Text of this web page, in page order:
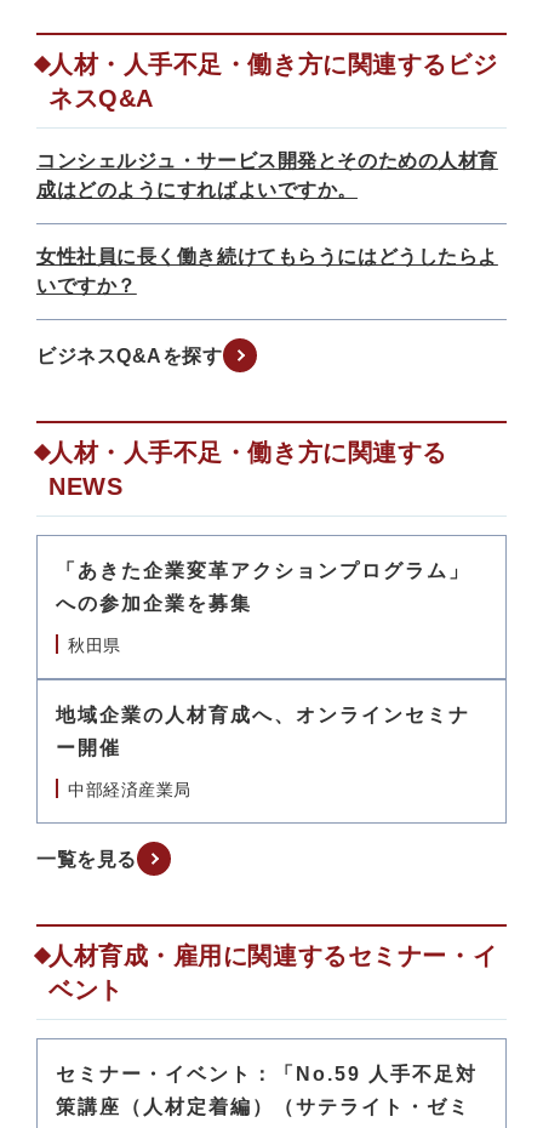
人材・人手不足・働き方に関連するビジ
ネスQ&A
コンシェルジュ・サービス開発とそのための人材育
成はどのようにすればよいですか。
女性社員に長く働き続けてもらうにはどうしたらよ
いですか？
ビジネスQ&Aを探す
人材・人手不足・働き方に関連する
NEWS
「あきた企業変革アクションプログラム」
への参加企業を募集
秋田県
地域企業の人材育成へ、オンラインセミナ
ー開催
中部経済産業局
一覧を見る
人材育成・雇用に関連するセミナー・イ
ベント
セミナー・イベント：「No.59 人手不足対
策講座（人材定着編）（サテライト・ゼミ